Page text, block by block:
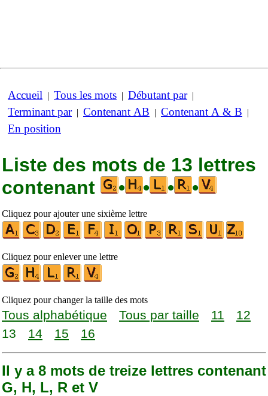
Accueil | Tous les mots | Débutant par|
Terminant par| Contenant AB | Contenant A & B |
En position
Liste des mots de 13 lettres
contenant
• • • •
Cliquez pour ajouter une sixième lettre
Cliquez pour enlever une lettre
Cliquez pour changer la taille des mots
Tous alphabétique Tous par taille 11
12
13
14 15 16
Il y a 8 mots de treize lettres contenant
G, H, L, R et V